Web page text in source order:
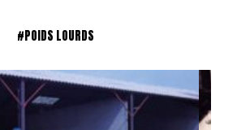
#POIDS LOURDS